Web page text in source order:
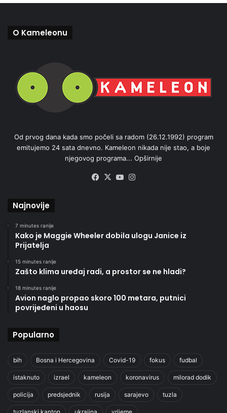
O Kameleonu
Od prvog dana kada smo počeli sa radom (26.12.1992) program
emitujemo 24 sata dnevno. Kameleon nikada nije stao, a boje
njegovog programa... Opširnije
Facebook
X YouTube
Najnovije
7 minutes ranije
Kako je Maggie Wheeler dobila ulogu Janice iz
Prijatelja
15 minutes ranije
Zašto klima uređaj radi, a prostor se ne hladi?
18 minutes ranije
Avion naglo propao skoro 100 metara, putnici
povrijeđeni u haosu
Popularno
bih Bosna i Hercegovina Covid-19 fokus fudbal
istaknuto izrael kameleon koronavirus milorad dodik
policija predsjednik rusija sarajevo tuzla